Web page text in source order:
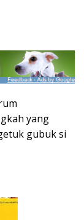
yang
gubuk si